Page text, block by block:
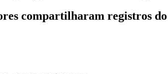
compartilharam registros do